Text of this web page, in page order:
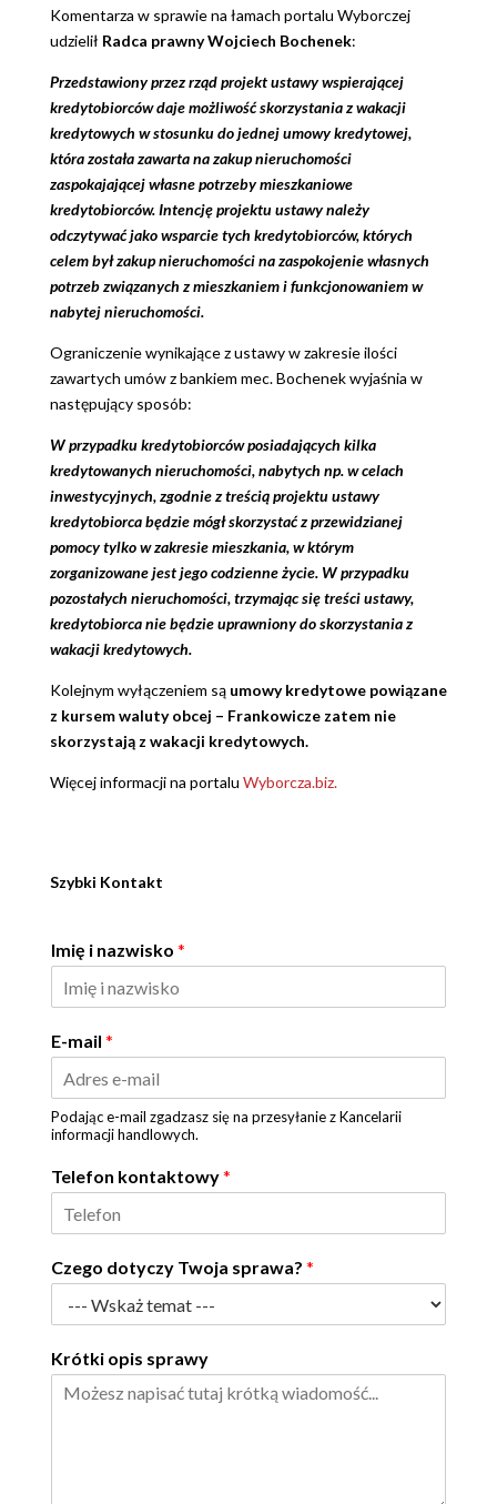
Komentarza w sprawie na łamach portalu Wyborczej
udzielił Radca prawny Wojciech Bochenek:
Przedstawiony przez rząd projekt ustawy wspierającej
kredytobiorców daje możliwość skorzystania z wakacji
kredytowych w stosunku do jednej umowy kredytowej,
która została zawarta na zakup nieruchomości
zaspokajającej własne potrzeby mieszkaniowe
kredytobiorców. Intencję projektu ustawy należy
odczytywać jako wsparcie tych kredytobiorców, których
celem był zakup nieruchomości na zaspokojenie własnych
potrzeb związanych z mieszkaniem i funkcjonowaniem w
nabytej nieruchomości.
Ograniczenie wynikające z ustawy w zakresie ilości
zawartych umów z bankiem mec. Bochenek wyjaśnia w
następujący sposób:
W przypadku kredytobiorców posiadających kilka
kredytowanych nieruchomości, nabytych np. w celach
inwestycyjnych, zgodnie z treścią projektu ustawy
kredytobiorca będzie mógł skorzystać z przewidzianej
pomocy tylko w zakresie mieszkania, w którym
zorganizowane jest jego codzienne życie. W przypadku
pozostałych nieruchomości, trzymając się treści ustawy,
kredytobiorca nie będzie uprawniony do skorzystania z
wakacji kredytowych.
Kolejnym wyłączeniem są umowy kredytowe powiązane
z kursem waluty obcej – Frankowicze zatem nie
skorzystają z wakacji kredytowych.
Więcej informacji na portalu Wyborcza.biz.
Szybki Kontakt
Imię i nazwisko *
E-mail *
Podając e-mail zgadzasz się na przesyłanie z Kancelarii
informacji handlowych.
Telefon kontaktowy*
Czego dotyczy Twoja sprawa? *
Krótki opis sprawy